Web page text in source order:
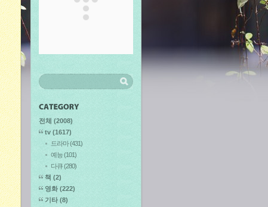
전체 (2008)
tv (1617)
드라마(431)
예능(101)
다큐(280)
책 (2)
영화(222)
기타 (8)